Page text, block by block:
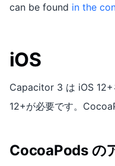
can be found in the
iOS
Capacitor 3 は iOS
12+が必要です。
CocoaPods の